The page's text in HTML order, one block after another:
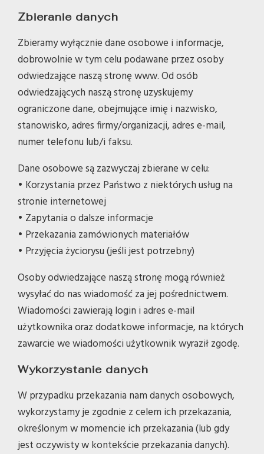
Zbieranie danych
Zbieramy wyłącznie dane osobowe i informacje,
dobrowolnie w tym celu podawane przez osoby
odwiedzające naszą stronę www. Od osób
odwiedzających naszą stronę uzyskujemy
ograniczone dane, obejmujące imię i nazwisko,
stanowisko, adres firmy/organizacji, adres e-mail,
numer telefonu lub/i faksu.
Dane osobowe są zazwyczaj zbierane w celu:
• Korzystania przez Państwo z niektórych usług na
stronie internetowej
• Zapytania o dalsze informacje
• Przekazania zamówionych materiałów
• Przyjęcia życiorysu (jeśli jest potrzebny)
Osoby odwiedzające naszą stronę mogą również
wysyłać do nas wiadomość za jej pośrednictwem.
Wiadomości zawierają login i adres e-mail
użytkownika oraz dodatkowe informacje, na których
zawarcie we wiadomości użytkownik wyraził zgodę.
Wykorzystanie danych
W przypadku przekazania nam danych osobowych,
wykorzystamy je zgodnie z celem ich przekazania,
określonym w momencie ich przekazania (lub gdy
jest oczywisty w kontekście przekazania danych).